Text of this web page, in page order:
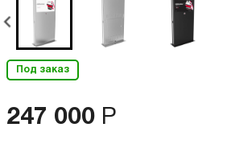
Под заказ
247 000 Р